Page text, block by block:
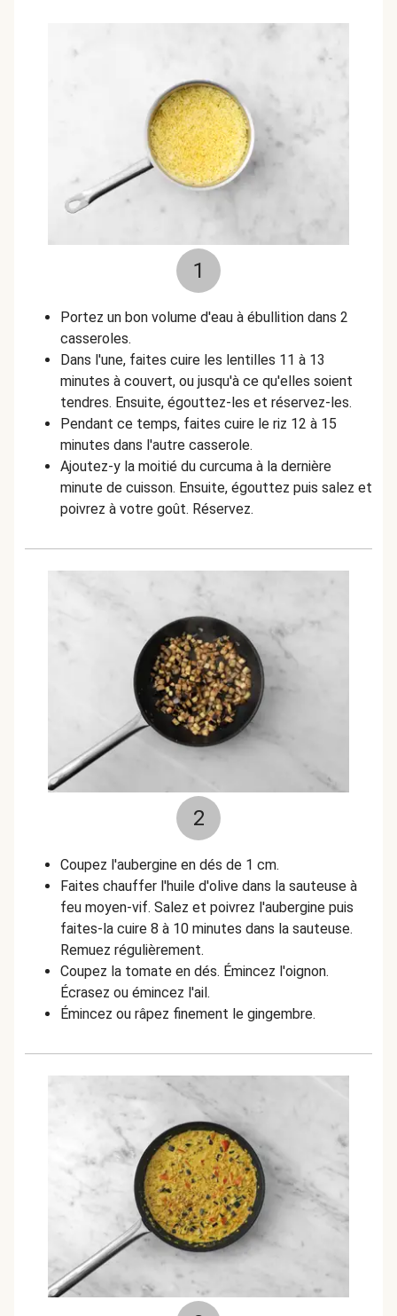
1
Portez un bon volume d'eau à ébullition dans 2
casseroles.
Dans l'une, faites cuire les lentilles 11 à 13
minutes à couvert, ou jusqu'à ce qu'elles soient
tendres. Ensuite, égouttez-les et réservez-les.
Pendant ce temps, faites cuire le riz 12 à 15
minutes dans l'autre casserole.
Ajoutez-y la moitié du curcuma à la dernière
minute de cuisson. Ensuite, égouttez puis salez et
poivrez à votre goût. Réservez.
2
Coupez l'aubergine en dés de 1 cm.
Faites chauffer l'huile d'olive dans la sauteuse à
feu moyen-vif. Salez et poivrez l'aubergine puis
faites-la cuire 8 à 10 minutes dans la sauteuse.
Remuez régulièrement.
Coupez la tomate en dés. Émincez l'oignon.
Écrasez ou émincez l'ail.
Émincez ou râpez finement le gingembre.